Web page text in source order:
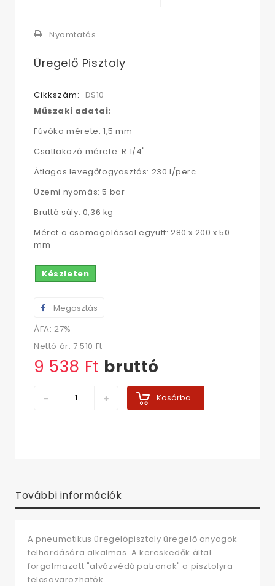
Nyomtatás
Üregelő Pisztoly
Cikkszám:
DS10
Műszaki adatai:
Fúvóka mérete: 1,5 mm
Csatlakozó mérete: R 1/4"
Átlagos levegőfogyasztás: 230 l/perc
Üzemi nyomás: 5 bar
Bruttó súly: 0,36 kg
Méret a csomagolással együtt: 280 x 200 x 50
mm
Készleten
Megosztás
ÁFA: 27%
Nettó ár: 7 510 Ft‎
9 538 Ft‎ bruttó
Kosárba
További információk
A pneumatikus üregelőpisztoly üregelő anyagok
felhordására alkalmas. A kereskedők által
forgalmazott "alvázvédő patronok" a pisztolyra
felcsavarozhatók.